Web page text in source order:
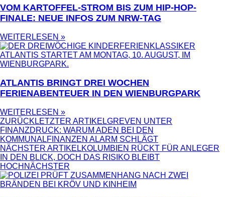
VOM KARTOFFEL-STROM BIS ZUM HIP-HOP-
FINALE: NEUE INFOS ZUM NRW-TAG
WEITERLESEN »
ATLANTIS BRINGT DREI WOCHEN
FERIENABENTEUER IN DEN WIENBURGPARK
WEITERLESEN »
ZURÜCK LETZTER ARTIKELGREVEN UNTER
FINANZDRUCK: WARUM ADEN BEI DEN
KOMMUNALFINANZEN ALARM SCHLÄGT
NÄCHSTER ARTIKELKOLUMBIEN RÜCKT FÜR ANLEGER
IN DEN BLICK, DOCH DAS RISIKO BLEIBT
HOCH NÄCHSTER